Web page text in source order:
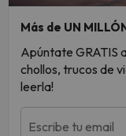
Más de UN
Apúntate GRATIS
chollos, trucos de
leerla!
Escribe tu email